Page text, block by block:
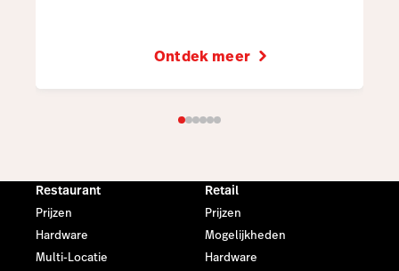
Ontdek meer
Restaurant
Prijzen
Hardware
Multi-Locatie
Retail
Prijzen
Mogelijkheden
Hardware